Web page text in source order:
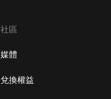
社區
媒體
兌換權益